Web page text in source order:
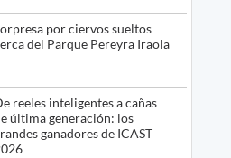
por ciervos sueltos
del Parque Pereyra Iraola
reeles inteligentes a cañas
última generación: los
ganadores de ICAST